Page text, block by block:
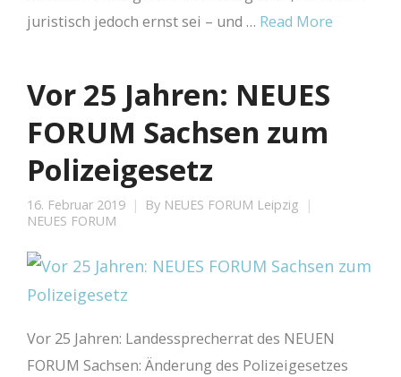
juristisch jedoch ernst sei – und … Read More
Vor 25 Jahren: NEUES
FORUM Sachsen zum
Polizeigesetz
16. Februar 2019 By NEUES FORUM Leipzig
NEUES FORUM
Vor 25 Jahren: Landessprecherrat des NEUEN
FORUM Sachsen: Änderung des Polizeigesetzes